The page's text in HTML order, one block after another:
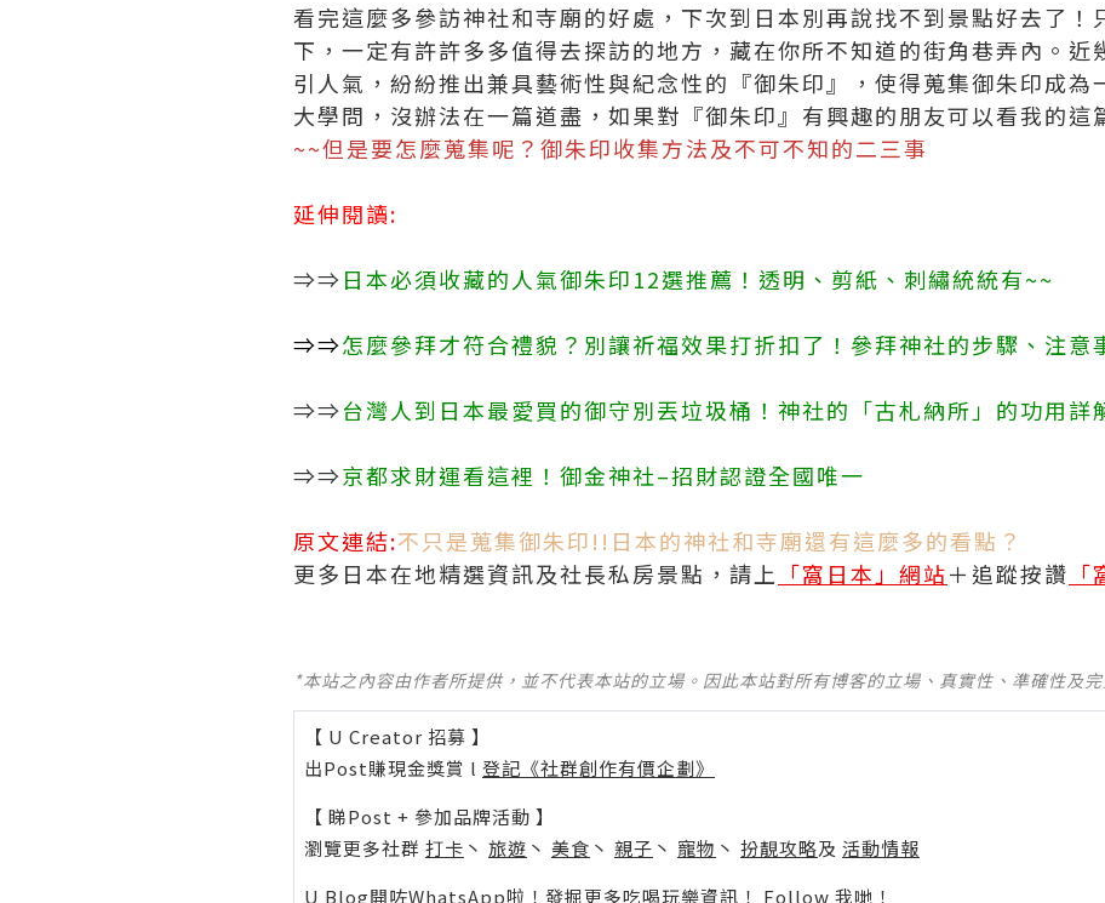
看完這麼多參訪神社和寺廟的好處，下次到日本別再說找不到景點好去了！
下，一定有許許多多值得去探訪的地方，藏在你所不知道的街角巷弄內。近
引人氣，紛紛推出兼具藝術性與紀念性的『御朱印』，使得蒐集御朱印成為
大學問，沒辦法在一篇道盡，如果對『御朱印』有興趣的朋友可以看我的這
~~但是要怎麼蒐集呢？御朱印收集方法及不可不知的二三事
延伸閱讀:
⇒⇒日本必須收藏的人氣御朱印12選推薦！透明、剪紙、刺繡統統有~~
⇒⇒怎麼參拜才符合禮貌？別讓祈福效果打折扣了！參拜神社的步驟、注意
⇒⇒台灣人到日本最愛買的御守別丟垃圾桶！神社的「古札納所」的功用詳
⇒⇒京都求財運看這裡！御金神社–招財認證全國唯一
原文連結:不只是蒐集御朱印!!日本的神社和寺廟還有這麼多的看點？
更多日本在地精選資訊及社長私房景點，請上 「窩日本」網站＋追蹤按讚
*本站之內容由作者所提供，並不代表本站的立場。因此本站對所有博客的立場、真實性、準確性及
【 U Creator 招募 】
出Post賺現金獎賞 l 登記《社群創作有價企劃》
【 睇Post + 參加品牌活動 】
瀏覽更多社群 打卡 丶 旅遊 丶 美食 丶 親子 丶 寵物 丶 扮靚攻略及 活動情報
U Blog開咗WhatsApp啦！發掘更多吃喝玩樂資訊！ Follow 我哋 ！